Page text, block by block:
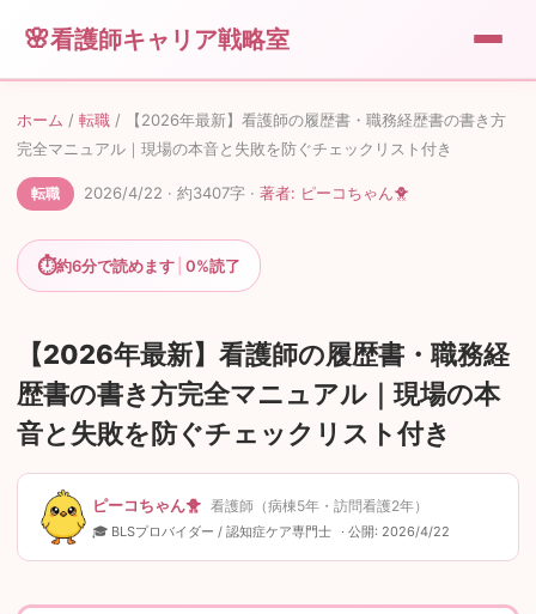
看護師キャリア戦略室
💼 転職
🎁便利グッズ
💰副業
🐥運営者情報
📖 このサイトについて
✉️お問い合わせ
ホーム / 転職 /
【2026年最新】看護師の履歴書・職務経歴書の書き方
完全マニュアル｜現場の本音と失敗を防ぐチェックリスト付き
転職 2026/4/22 · 約3407字 · 著者: ピーコちゃん🐥
⏱約6分で読めます 0%読了
【2026年最新】看護師の履歴書・職務経
歴書の書き方完全マニュアル｜現場の本
音と失敗を防ぐチェックリスト付き
ピーコちゃん🐥 看護師（病棟5年・訪問看護2年）
🎓 BLSプロバイダー / 認知症ケア専門士 · 公開: 2026/4/22